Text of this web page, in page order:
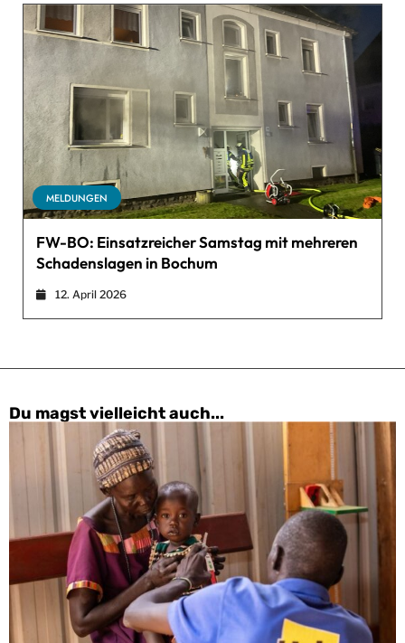
MELDUNGEN
FW-BO: Einsatzreicher Samstag mit mehreren
Schadenslagen in Bochum
12. April 2026
Du magst vielleicht auch...